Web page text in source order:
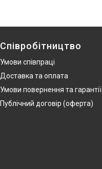
Співробітництво
Умови співпраці
Доставка та оплата
Умови повернення та гарантії
Публічний договір (оферта)